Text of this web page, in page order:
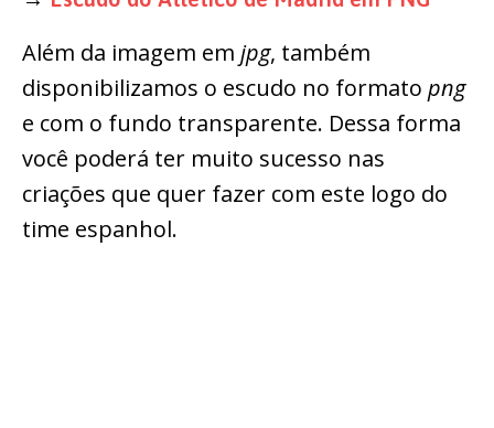
Além da imagem em jpg, também
disponibilizamos o escudo no formato png
e com o fundo transparente. Dessa forma
você poderá ter muito sucesso nas
criações que quer fazer com este logo do
time espanhol.